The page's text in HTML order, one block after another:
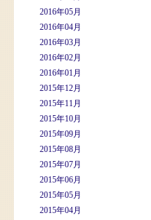
2016年05月
2016年04月
2016年03月
2016年02月
2016年01月
2015年12月
2015年11月
2015年10月
2015年09月
2015年08月
2015年07月
2015年06月
2015年05月
2015年04月